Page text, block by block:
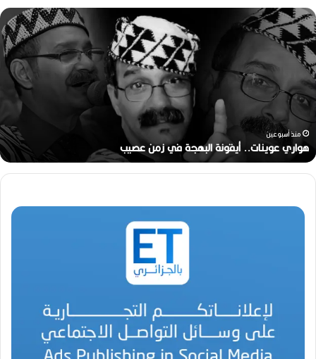
ه
و
ا
ر
ي
ع
و
ي
ا
ت
.
منذ أسبوعين
هواري عوينات.. أيقونة البهجة في زمن عصيب